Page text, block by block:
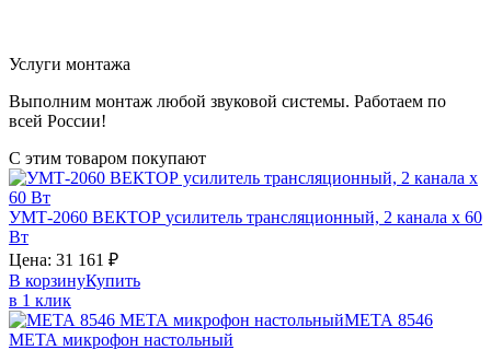
Услуги монтажа
Выполним монтаж любой звуковой системы. Работаем по
всей России!
С этим товаром покупают
УМТ-2060 ВЕКТОР усилитель трансляционный, 2 канала х 60
Вт
Цена: 31 161 ₽
В корзинуКупить
в 1 клик
МЕТА 8546
МЕТА микрофон настольный